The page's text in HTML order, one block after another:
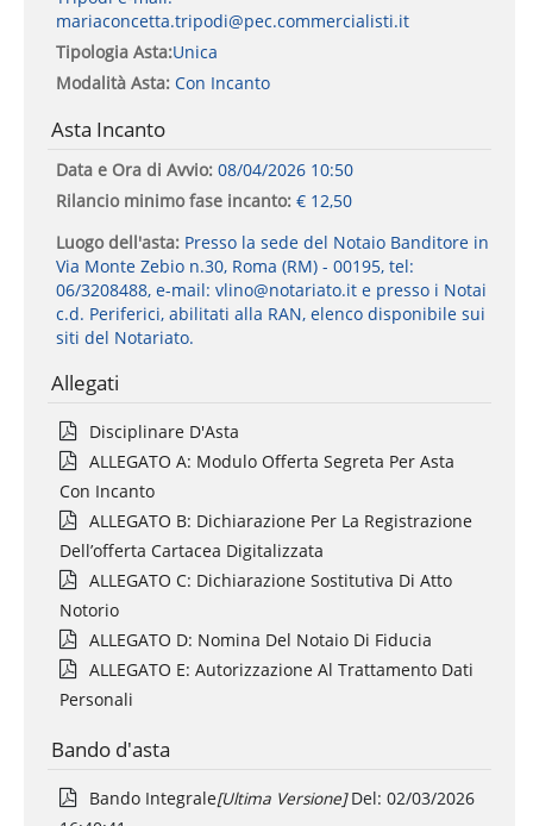
mariaconcetta.tripodi@pec.commercialisti.it
Tipologia Asta:Unica
Modalità Asta:Con Incanto
Asta Incanto
Data e Ora di Avvio:08/04/2026 10:50
Rilancio minimo fase incanto:€ 12,50
Luogo dell'asta: Presso la sede del Notaio Banditore in
Via Monte Zebio n.30, Roma (RM) - 00195, tel:
06/3208488, e-mail: vlino@notariato.it e presso i Notai
c.d. Periferici, abilitati alla RAN, elenco disponibile sui
siti del Notariato.
Allegati
Disciplinare D'Asta
ALLEGATO A: Modulo Offerta Segreta Per Asta
Con Incanto
ALLEGATO B: Dichiarazione Per La Registrazione
Dell’offerta Cartacea Digitalizzata
ALLEGATO C: Dichiarazione Sostitutiva Di Atto
Notorio
ALLEGATO D: Nomina Del Notaio Di Fiducia
ALLEGATO E: Autorizzazione Al Trattamento Dati
Personali
Bando d'asta
Bando Integrale[ultima Versione]Del: 02/03/2026